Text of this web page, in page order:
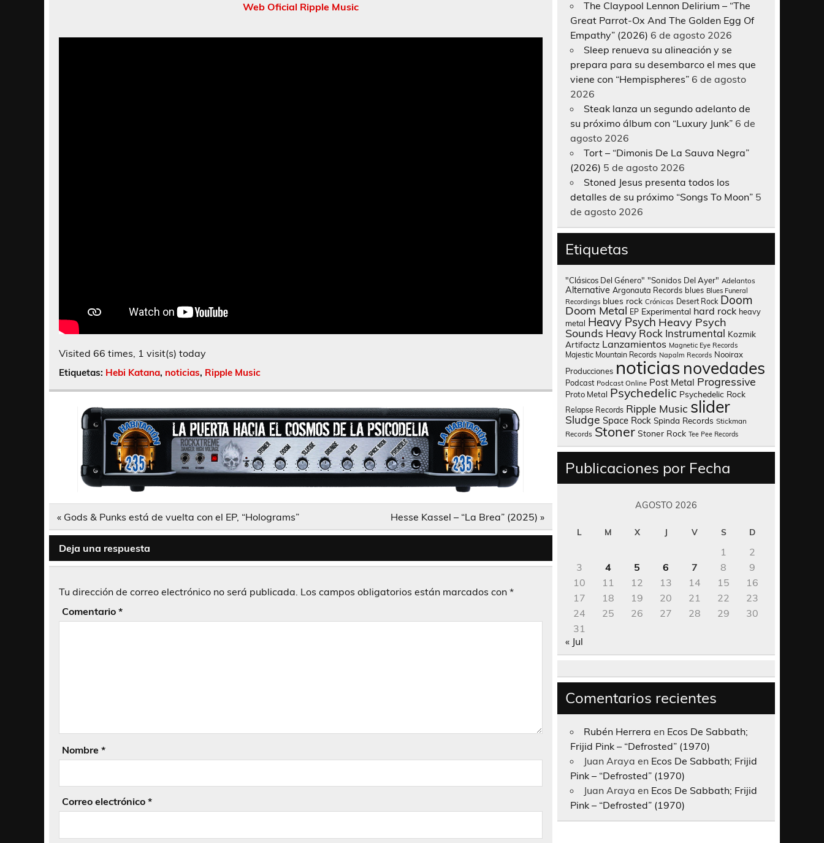
Web Oficial Ripple Music
Visited 66 times, 1 visit(s) today
Etiquetas: Hebi Katana, noticias, Ripple Music
Navegación
entradas
« Gods & Punks está de vuelta con el EP, “Holograms” Hesse Kassel – “La Brea” (2025) »
Deja una respuesta
Tu dirección de correo electrónico no será publicada. Los campos obligatorios están marcados con *
Comentario *
Nombre *
Correo electrónico *
The Claypool Lennon Delirium – “The
Great Parrot-Ox And The Golden Egg Of
Empathy” (2026) 6 de agosto 2026
Sleep renueva su alineación y se
prepara para su desembarco el mes que
viene con “Hempispheres” 6 de agosto
2026
Steak lanza un segundo adelanto de
su próximo álbum con “Luxury Junk” 6 de
agosto 2026
Tort – “Dimonis De La Sauva Negra”
(2026) 5 de agosto 2026
Stoned Jesus presenta todos los
detalles de su próximo “Songs To Moon” 5
de agosto 2026
Etiquetas
"Clásicos Del Género" "Sonidos Del Ayer" Adelantos
Alternative Argonauta Records blues Blues Funeral
Recordings blues rock Crónicas Desert Rock Doom
Doom Metal EP Experimental hard rock heavy
metal Heavy Psych Heavy Psych
Sounds Heavy Rock Instrumental Kozmik
Artifactz Lanzamientos Magnetic Eye Records
Majestic Mountain Records Napalm Records Nooirax
Producciones noticias novedades
Podcast Podcast Online Post Metal Progressive
Proto Metal Psychedelic Psychedelic Rock
Relapse Records Ripple Music slider
Sludge Space Rock Spinda Records Stickman
Records Stoner Stoner Rock Tee Pee Records
Publicaciones por Fecha
AGOSTO 2026
L M X J V S D
1
2
3
4 5 6 7 8
9
10
11 12 13 14 15
16
17
18 19 20 21 22
23
24
25 26 27 28 29
30
31
« Jul
Comentarios recientes
Rubén Herrera en Ecos De Sabbath;
Frijid Pink – “Defrosted” (1970)
Juan Araya en Ecos De Sabbath; Frijid
Pink – “Defrosted” (1970)
Juan Araya en Ecos De Sabbath; Frijid
Pink – “Defrosted” (1970)